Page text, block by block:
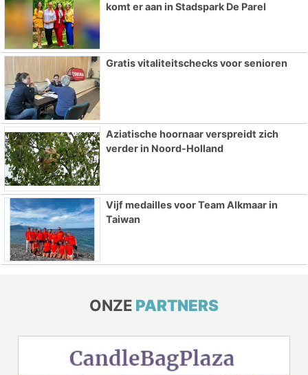
komt er aan in Stadspark De Parel
Gratis vitaliteitschecks voor senioren
Aziatische hoornaar verspreidt zich
verder in Noord-Holland
Vijf medailles voor Team Alkmaar in
Taiwan
ONZE PARTNERS